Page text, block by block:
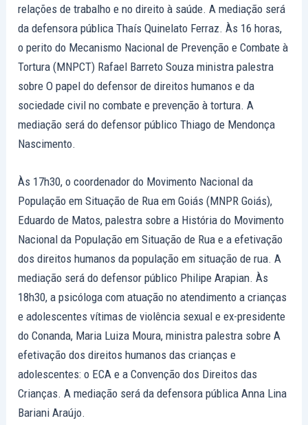
relações de trabalho e no direito à saúde. A mediação será
da defensora pública Thaís Quinelato Ferraz. Às 16 horas,
o perito do Mecanismo Nacional de Prevenção e Combate à
Tortura (MNPCT) Rafael Barreto Souza ministra palestra
sobre O papel do defensor de direitos humanos e da
sociedade civil no combate e prevenção à tortura. A
mediação será do defensor público Thiago de Mendonça
Nascimento.
Às 17h30, o coordenador do Movimento Nacional da
População em Situação de Rua em Goiás (MNPR Goiás),
Eduardo de Matos, palestra sobre a História do Movimento
Nacional da População em Situação de Rua e a efetivação
dos direitos humanos da população em situação de rua. A
mediação será do defensor público Philipe Arapian. Às
18h30, a psicóloga com atuação no atendimento a crianças
e adolescentes vítimas de violência sexual e ex-presidente
do Conanda, Maria Luiza Moura, ministra palestra sobre A
efetivação dos direitos humanos das crianças e
adolescentes: o ECA e a Convenção dos Direitos das
Crianças. A mediação será da defensora pública Anna Lina
Bariani Araújo.